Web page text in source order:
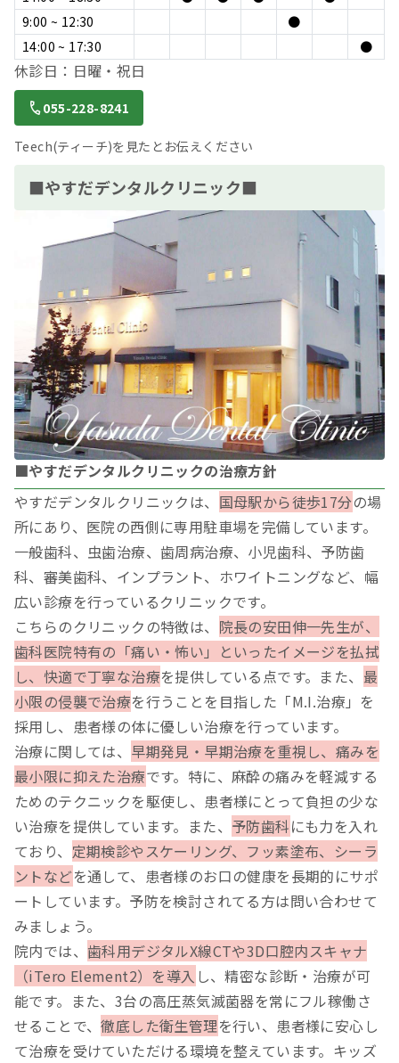
9:00 ~ 12:30
●
14:00 ~ 17:30
●
休診日：日曜・祝日
055-228-8241
Teech(ティーチ)を見たとお伝えください
■やすだデンタルクリニック■
■やすだデンタルクリニックの治療方針
やすだデンタルクリニックは、 国母駅から徒歩17分の場
所にあり、医院の西側に専用駐車場を完備しています。
一般歯科、虫歯治療、歯周病治療、小児歯科、予防歯
科、審美歯科、インプラント、ホワイトニングなど、幅
広い診療を行っているクリニックです。
こちらのクリニックの特徴は、 院長の安田伸一先生が、
歯科医院特有の「痛い・怖い」といったイメージを払拭
し、快適で丁寧な治療を提供している点です。また、 最
小限の侵襲で治療を行うことを目指した「M.I.治療」を
採用し、患者様の体に優しい治療を行っています。
治療に関しては、 早期発見・早期治療を重視し、痛みを
最小限に抑えた治療です。特に、麻酔の痛みを軽減する
ためのテクニックを駆使し、患者様にとって負担の少な
い治療を提供しています。また、 予防歯科にも力を入れ
ており、 定期検診やスケーリング、フッ素塗布、シーラ
ントなどを通して、患者様のお口の健康を長期的にサポ
ートしています。予防を検討されてる方は問い合わせて
みましょう。
院内では、 歯科用デジタルX線CTや3D口腔内スキャナ
（iTero Element2）を導入 し、精密な診断・治療が可
能です。また、3台の高圧蒸気滅菌器を常にフル稼働さ
せることで、徹底した衛生管理を行い、患者様に安心し
て治療を受けていただける環境を整えています。キッズ